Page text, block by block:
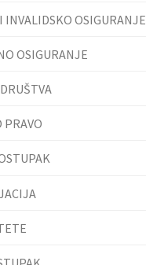
INVALIDSKO OSIGURANJE
OSIGURANJE
PRAVO